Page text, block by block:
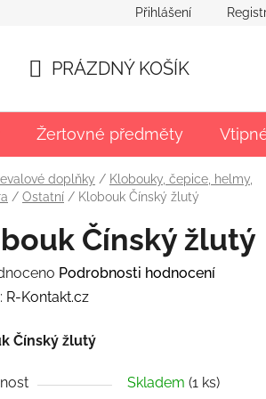
Přihlášení
KOŠÍK
PRÁZDNÝ KOŠÍK
Žertovné předměty
doplňky / Klobouky, čepice, helmy,
/ Ostatní / Klobouk Čínský žlutý
Čínský žlutý
Podrobnosti hodnocení
R-Kontakt.cz
Čínský žlutý
Skladem (1 ks)